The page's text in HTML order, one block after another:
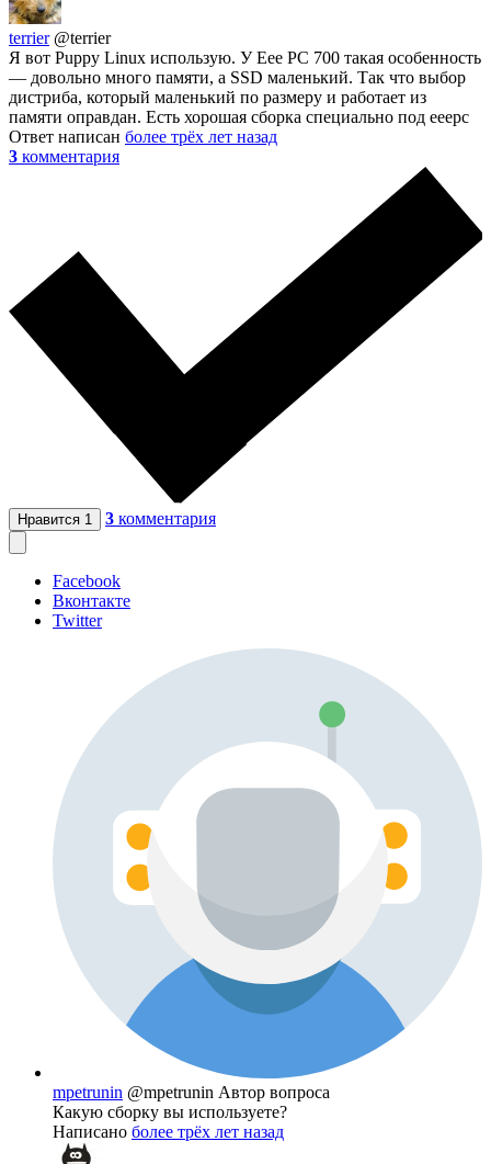
terrier @terrier
Я вот Puppy Linux использую. У Eee PC 700 такая особенность
— довольно много памяти, а SSD маленький. Так что выбор
дистриба, который маленький по размеру и работает из
памяти оправдан. Есть хорошая сборка специально под eeepc
Ответ написан более трёх лет назад
3 комментария
Нравится 1 3 комментария
Facebook
Вконтакте
Twitter
mpetrunin @mpetrunin Автор вопроса
Какую сборку вы используете?
Написано более трёх лет назад